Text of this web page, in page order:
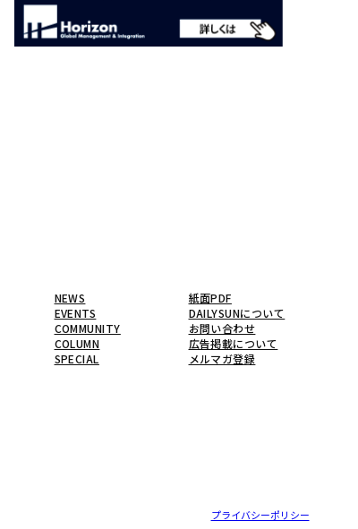
NEWS
EVENTS
COMMUNITY
COLUMN
SPECIAL
紙面PDF
DAILYSUNについて
お問い合わせ
広告掲載について
メルマガ登録
プライバシーポリシー